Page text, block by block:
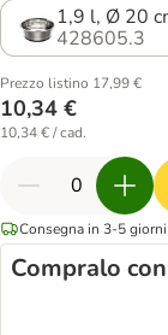
1,9 l, Ø 20
428605.3
Prezzo listino 17,99 €
10,34 €
10,34 € / cad.
Consegna in 3-5
Compralo